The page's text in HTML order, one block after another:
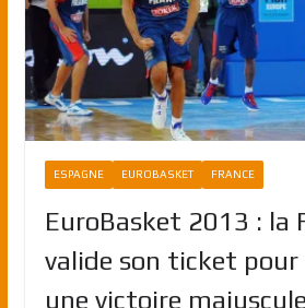
ESPAGNE EUROBASKET FRANCE
EuroBasket 2013 : la
valide son ticket pour
une victoire